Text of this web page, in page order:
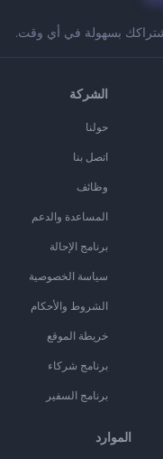
بسهولة في أي وقت.
الشركة
حولنا
اتصل بنا
وظائف
المساعدة والدعم
برنامج الإحالة
سياسة الخصوصية
الشروط والأحكام
خريطة الموقع
برنامج شركاء
برنامج السفير
الموارد